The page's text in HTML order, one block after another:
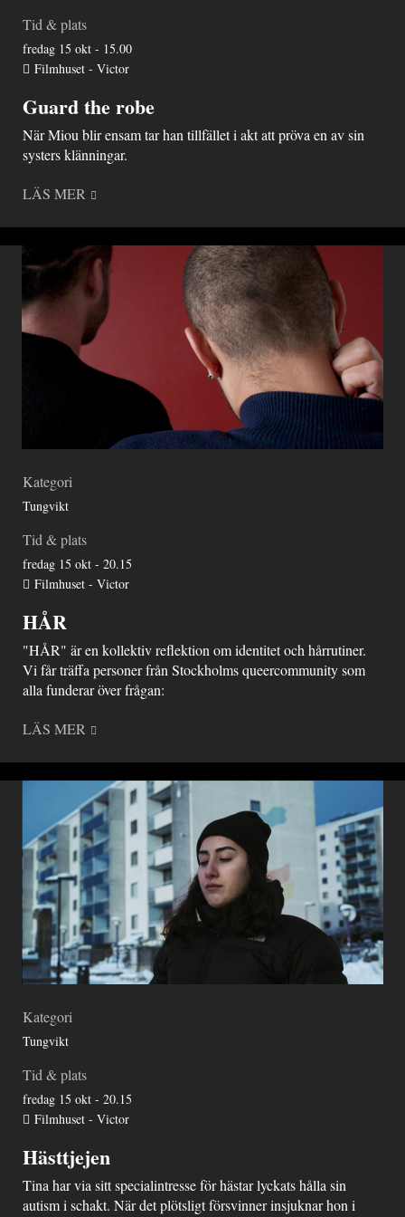
Tid & plats
fredag 15 okt - 15.00
Filmhuset - Victor
Guard the robe
När Miou blir ensam tar han tillfället i akt att pröva en av sin
systers klänningar.
LÄS MER
Kategori
Tungvikt
Tid & plats
fredag 15 okt - 20.15
Filmhuset - Victor
HÅR
"HÅR" är en kollektiv reflektion om identitet och hårrutiner.
Vi får träffa personer från Stockholms queercommunity som
alla funderar över frågan:
LÄS MER
Kategori
Tungvikt
Tid & plats
fredag 15 okt - 20.15
Filmhuset - Victor
Hästtjejen
Tina har via sitt specialintresse för hästar lyckats hålla sin
autism i schakt. När det plötsligt försvinner insjuknar hon i